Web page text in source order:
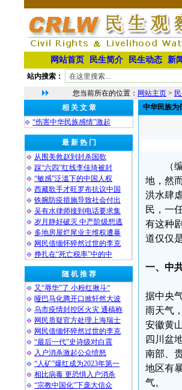
网站首页 民生简介 民生动态 新
站内搜索：
您当前所在的位置： 网站主页 >
相 关 文 章
“伤害中华民族感情”激起
最 新 热 门
从围美救赵到封杀国歌
踩“六四”红线李佳琦被封
“敏感”泛滥下的中国人权
西藏歌手才旺罗布抗议中国
铁腕防疫措施导致社会付出
吴有水律师接到电话要求集
岁月静好破灭 中产阶级想逃
多地房屋烂尾业主维权遭暴
网民借缅怀猝然过世的李克
挣扎在“死亡税率”中的中
随 机 推 荐
又“辱华”了 小粉红揪斗“
哑巴马化腾开口掀轩然大波
乌市疫情封控区火灾 通稿称
网民质疑官方处理上海瑞士
网民借缅怀猝然过世的李克
“最后一代”史诗级对白震
入户消杀激起公众愤怒
“人矿”爆红成为2023年第一
相比病毒 更恐惧入户消杀
“宗教中国化”下庞大信众
中华民族为
（
地，然
洪水肆
民，一
有这种
道仅仅
一、中
据中央
雨天气
安徽黄
四川盆
南部、
地区有
气。